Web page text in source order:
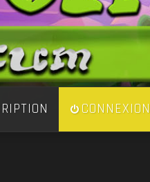
CONNEXION